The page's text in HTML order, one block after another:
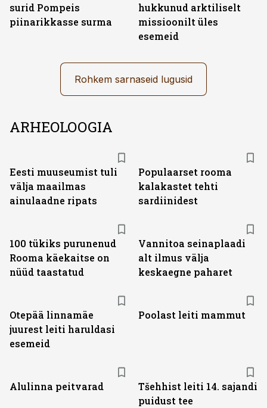
surid Pompeis
piinarikkasse surma
hukkunud arktiliselt
missioonilt üles
esemeid
Rohkem sarnaseid lugusid
ARHEOLOOGIA
Eesti muuseumist tuli
välja maailmas
ainulaadne ripats
Populaarset rooma
kalakastet tehti
sardiinidest
100 tükiks purunenud
Rooma käekaitse on
nüüd taastatud
Vannitoa seinaplaadi
alt ilmus välja
keskaegne paharet
Otepää linnamäe
juurest leiti haruldasi
esemeid
Poolast leiti mammut
Alulinna peitvarad
Tšehhist leiti 14. sajandi
puidust tee